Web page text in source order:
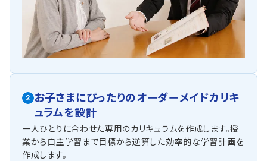
2 お子さまにぴったりのオーダーメイドカリキ
ュラムを設計
一人ひとりに合わせた専用のカリキュラムを作成します。授
業から自主学習まで目標から逆算した効率的な学習計画を
作成します。